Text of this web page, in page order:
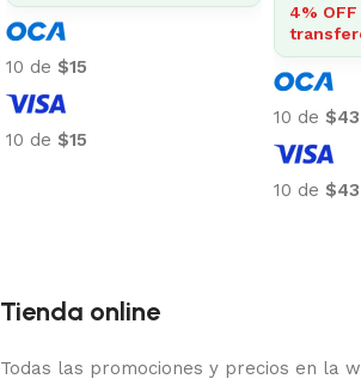
10 de $15
10 de $15
4%
10 de $43
10 de $43
Tienda online
Todas las promociones y precios en la